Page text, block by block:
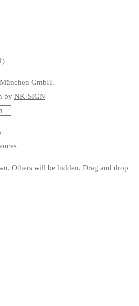
GmbH.
by NK-SIGN
Others will be hidden. Drag and drop